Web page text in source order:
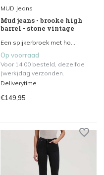
MUD Jeans
Mud jeans - brooke high
barrel - stone vintage
Een spijkerbroek met ho...
Op voorraad
Voor 14.00 besteld, dezelfde
(werk)dag verzonden.
Deliverytime
€149,95